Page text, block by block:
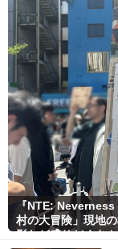
『NTE:
村の大冒険」現地
影など盛りだくさ